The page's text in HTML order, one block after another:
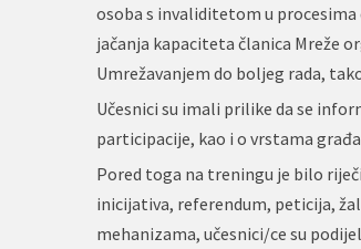
osoba s invaliditetom u
jačanja kapaciteta članica Mreže
Umrežavanjem do boljeg rada,
Učesnici su imali prilike da se
participacije, kao i o vrstama
Pored toga na treningu je bilo
inicijativa, referendum, peticija,
mehanizama, učesnici/ce su